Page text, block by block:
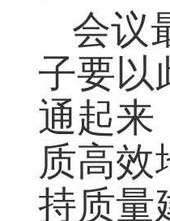
会议
子要以
通起来
质高效
持质量